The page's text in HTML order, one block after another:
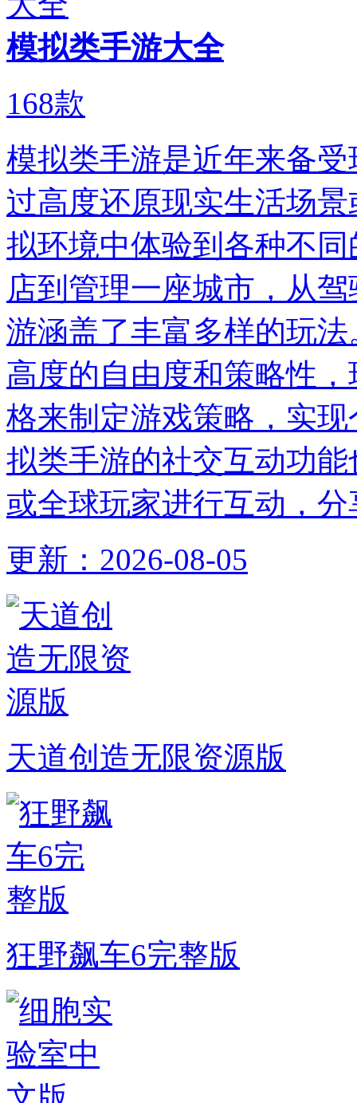
模拟类手游大全
168款
模拟类手游是近年来备
过高度还原现实生活场
拟环境中体验到各种不
店到管理一座城市，从
游涵盖了丰富多样的玩
高度的自由度和策略性
格来制定游戏策略，实
拟类手游的社交互动功
或全球玩家进行互动，
更新： 2026-08-05
天道创造无限资源版
狂野飙车6完整版